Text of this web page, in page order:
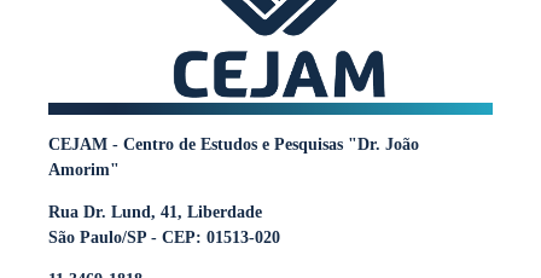
CEJAM - Centro de Estudos e Pesquisas "Dr. João
Amorim"
Rua Dr. Lund, 41, Liberdade
São Paulo/SP - CEP: 01513-020